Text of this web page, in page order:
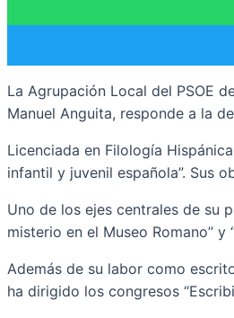
La Agrupación Local del PSOE
Manuel Anguita, responde a la
Licenciada en Filología
infantil y juvenil española”. Sus
Uno de los ejes centrales de su
misterio en el Museo Romano”
Además de su labor como
ha dirigido los congresos